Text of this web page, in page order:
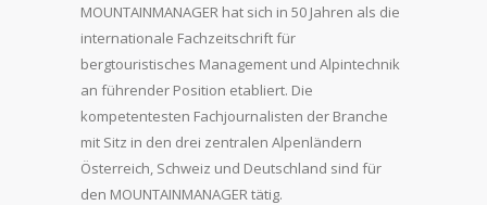
MOUNTAINMANAGER hat sich in 50 Jahren als die
internationale Fachzeitschrift für
bergtouristisches Management und Alpintechnik
an führender Position etabliert. Die
kompetentesten Fachjournalisten der Branche
mit Sitz in den drei zentralen Alpenländern
Österreich, Schweiz und Deutschland sind für
den MOUNTAINMANAGER tätig.